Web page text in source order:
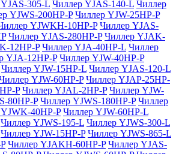
305-L Чиллер YJAS-140-L Чиллер
YJWS-200HP-P Чиллер YJW-25HP-P
YJWKH-10HP-P Чиллер YJAS-
Чиллер YJAS-280HP-P Чиллер YJAK-
12HP-P Чиллер YJA-40HP-L Чиллер
YJA-12HP-P Чиллер YJW-40HP-P
Чиллер YJW-15HP-L Чиллер YJAS-120-L
YJW-60HP-P Чиллер YJAP-25HP-
P Чиллер YJAL-2HP-P Чиллер YJW-
80HP-P Чиллер YJWS-180HP-P Чиллер
40HP-P Чиллер YJW-60HP-L
Чиллер YJWS-195-L Чиллер YJWS-300-L
Чиллер YJW-15HP-P Чиллер YJWS-865-L
Чиллер YJAKH-60HP-P Чиллер YJAS-